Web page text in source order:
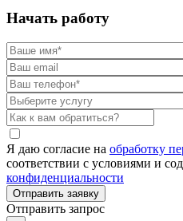
Начать работу
Я даю согласие на обработку
соответствии с условиями и
конфиденциальности
Отправить запрос